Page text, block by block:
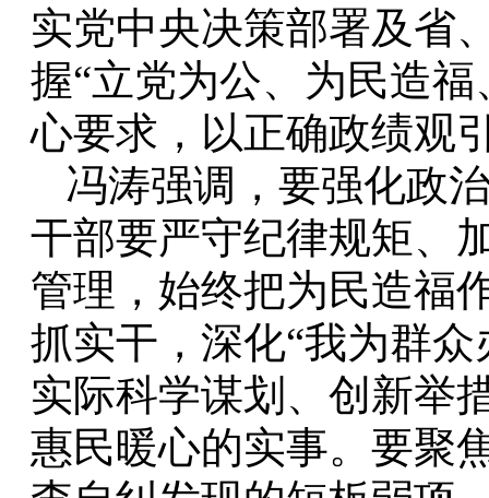
实党中央决策部署及省
握“立党为公、为民造
心要求，以正确政绩观
冯涛强调，要强化政
干部要严守纪律规矩、
管理，始终把为民造福
抓实干，深化“我为群
实际科学谋划、创新举
惠民暖心的实事。要聚